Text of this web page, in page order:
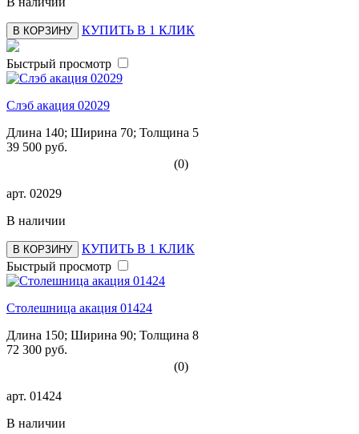
В КОРЗИНУ КУПИТЬ В 1 КЛИК
Быстрый просмотр
Слэб акация 02029
Длина 140; Ширина 70; Толщина 5
39 500 руб.
(0)
арт. 02029
В наличии
В КОРЗИНУ
КУПИТЬ В 1 КЛИК
Быстрый просмотр
Столешница акация 01424
Длина 150; Ширина 90; Толщина 8
72 300 руб.
(0)
арт. 01424
В наличии